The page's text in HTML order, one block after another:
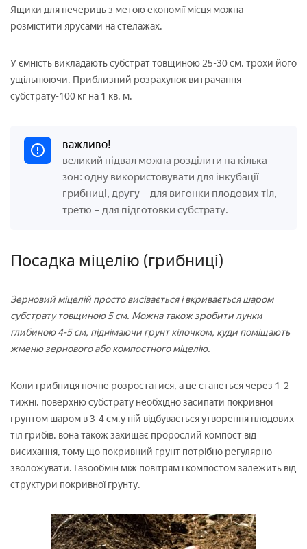
Ящики для печериць з метою економії місця можна
розмістити ярусами на стелажах.
У ємність викладають субстрат товщиною 25-30 см, трохи його
ущільнюючи. Приблизний розрахунок витрачання
субстрату-100 кг на 1 кв. м.
важливо!
великий підвал можна розділити на кілька
зон: одну використовувати для інкубації
грибниці, другу – для вигонки плодових тіл,
третю – для підготовки субстрату.
Посадка міцелію (грибниці)
Зерновий міцелій просто висівається і вкривається шаром
субстрату товщиною 5 см. Можна також зробити лунки
глибиною 4-5 см, піднімаючи грунт кілочком, куди поміщають
жменю зернового або компостного міцелію.
Коли грибниця почне розростатися, а це станеться через 1-2
тижні, поверхню субстрату необхідно засипати покривної
грунтом шаром в 3-4 см.у ній відбувається утворення плодових
тіл грибів, вона також захищає пророслий компост від
висихання, тому що покривний грунт потрібно регулярно
зволожувати. Газообмін між повітрям і компостом залежить від
структури покривної грунту.